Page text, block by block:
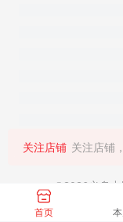
©2026义乌
首页
关注店铺 关注店铺